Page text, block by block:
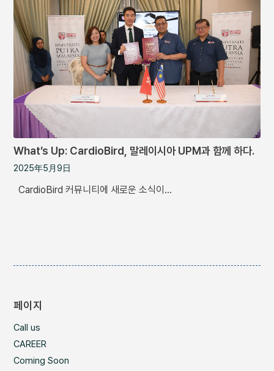
What’s Up: CardioBird, 말레이시아 UPM과 함께 하다.
2025年5月9日
CardioBird 커뮤니티에 새로운 소식이…
페이지
Call us
CAREER
Coming Soon